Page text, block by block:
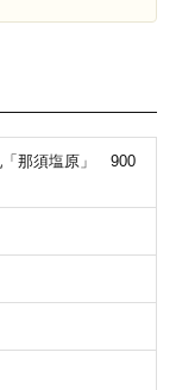
「那須塩原」 900